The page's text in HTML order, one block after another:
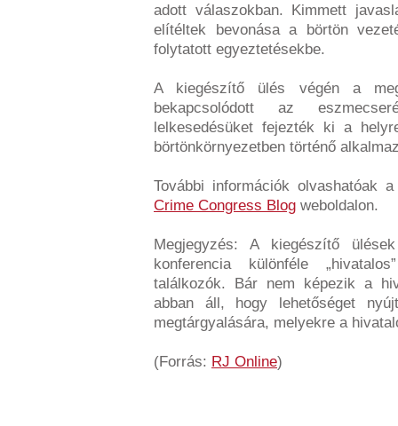
adott válaszokban. Kimmett
elítéltek bevonása a börtön
folytatott egyeztetésekbe.
A kiegészítő ülés végén a
bekapcsolódott az
lelkesedésüket fejezték ki a
börtönkörnyezetben történő
További információk olvashatóak
Crime Congress Blog weboldalon.
Megjegyzés: A kiegészítő
konferencia különféle
találkozók. Bár nem képezik a
abban áll, hogy lehetőséget
megtárgyalására, melyekre a
(Forrás: RJ Online)